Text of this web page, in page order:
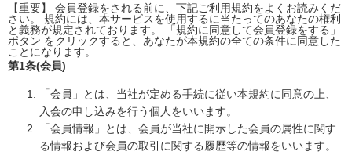
【重要】 会員登録をされる前に、下記ご利用規約をよくお読みくだ
さい。 規約には、本サービスを使用するに当たってのあなたの権利
と義務が規定されております。 「規約に同意して会員登録をする」
ボタン をクリックすると、あなたが本規約の全ての条件に同意した
ことになります。
第1条(会員)
「会員」とは、当社が定める手続に従い本規約に同意の上、
入会の申し込みを行う個人をいいます。
「会員情報」とは、会員が当社に開示した会員の属性に関す
る情報および会員の取引に関する履歴等の情報をいいます。